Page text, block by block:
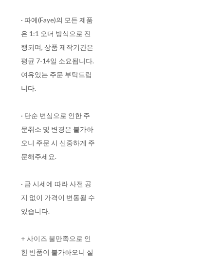
· 파예(Faye)의 모든 제품
은 1:1 오더 방식으로 진
행되며, 상품 제작기간은
평균 7-14일 소요됩니다.
여유있는 주문 부탁드립
니다.
· 단순 변심으로 인한 주
문취소 및 변경은 불가하
오니 주문 시 신중하게 주
문해주세요.
· 금 시세에 따라 사전 공
지 없이 가격이 변동될 수
있습니다.
+ 사이즈 불만족으로 인
한 반품이 불가하오니 실